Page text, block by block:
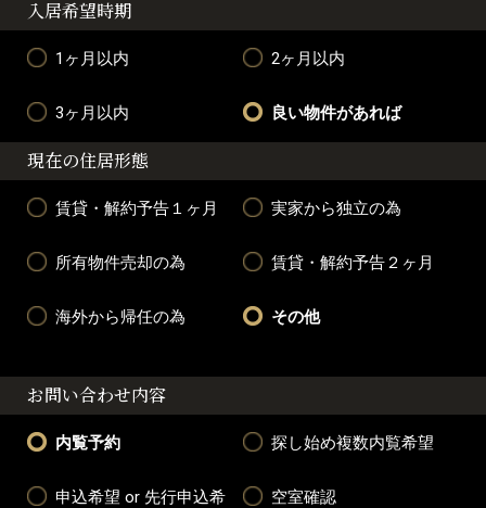
入居希望時期
1ヶ月以内 2ヶ月以内
3ヶ月以内 良い物件があれば
現在の住居形態
賃貸・解約予告１ヶ月 実家から独立の為
所有物件売却の為 賃貸・解約予告２ヶ月
海外から帰任の為 その他
お問い合わせ内容
内覧予約 探し始め複数内覧希望
申込希望 or 先行申込希
空室確認